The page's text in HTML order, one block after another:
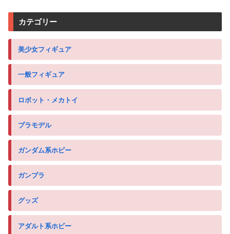
カテゴリー
美少女フィギュア
一般フィギュア
ロボット・メカトイ
プラモデル
ガンダム系ホビー
ガンプラ
グッズ
アダルト系ホビー